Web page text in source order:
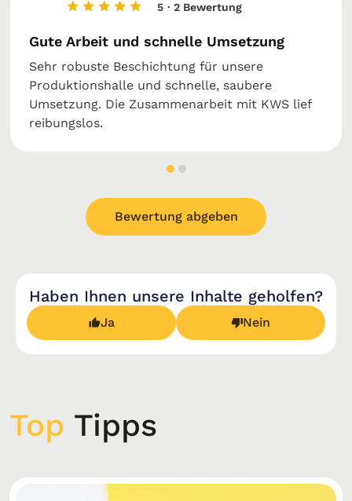
5 · 2 Bewertung
Gute Arbeit und schnelle Umsetzung
Sehr robuste Beschichtung für unsere
Produktionshalle und schnelle, saubere
Umsetzung. Die Zusammenarbeit mit KWS lief
reibungslos.
Bewertung abgeben
Haben Ihnen unsere Inhalte geholfen?
Ja Nein
Top Tipps